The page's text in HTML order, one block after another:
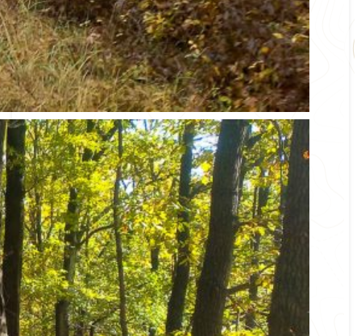
A Gazos-kő körtúra útvonala
érinti a Mátra alábbi pontjait:
Recski Nemzeti Emlékpark
Györke
Remete-forrás
Gazos-kő
Kőkunyhó
Rusznyák-forrás
Csákány-kő